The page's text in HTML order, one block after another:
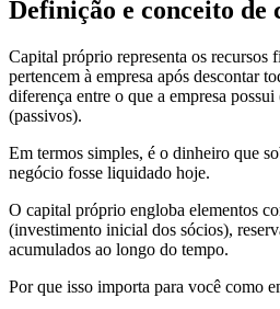
Definição e conceito
Capital próprio representa os recursos
pertencem à empresa após descontar
diferença entre o que a empresa
(passivos).
Em termos simples, é o dinheiro que
negócio fosse liquidado hoje.
O capital próprio engloba elementos
(investimento inicial dos sócios),
acumulados ao longo do tempo.
Por que isso importa para você como